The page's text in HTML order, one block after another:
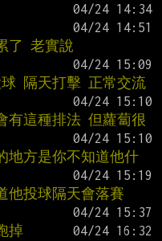
了 老實說
隔天打擊 正常交流
有這種排法 但蘿蔔很
地方是你不知道他什
他投球隔天會落賽
掉